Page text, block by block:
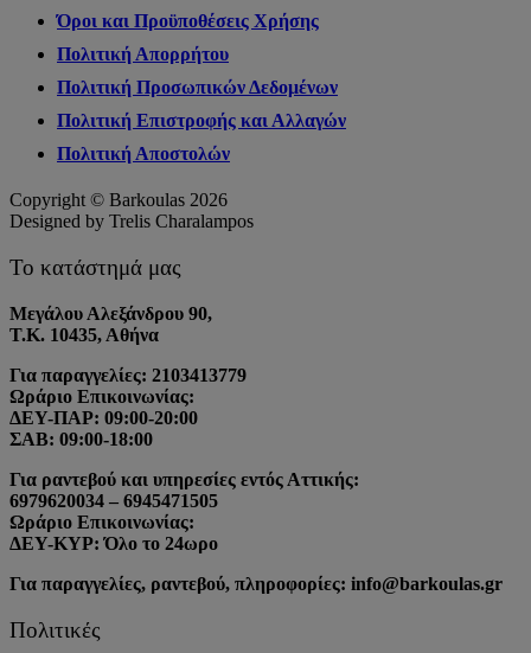
Όροι και Προϋποθέσεις Χρήσης
Πολιτική Απορρήτου
Πολιτική Προσωπικών Δεδομένων
Πολιτική Επιστροφής και Αλλαγών
Πολιτική Αποστολών
Copyright © Barkoulas 2026
Designed by Trelis Charalampos
Το κατάστημά μας
Μεγάλου Αλεξάνδρου 90,
Τ.Κ. 10435, Αθήνα
Για παραγγελίες: 2103413779
Ωράριο Επικοινωνίας:
ΔΕΥ-ΠΑΡ: 09:00-20:00
ΣΑΒ: 09:00-18:00
Για ραντεβού και υπηρεσίες εντός Αττικής:
6979620034 – 6945471505
Ωράριο Επικοινωνίας:
ΔΕΥ-ΚΥΡ: Όλο το 24ωρο
Για παραγγελίες, ραντεβού, πληροφορίες: info@barkoulas.gr
Πολιτικές